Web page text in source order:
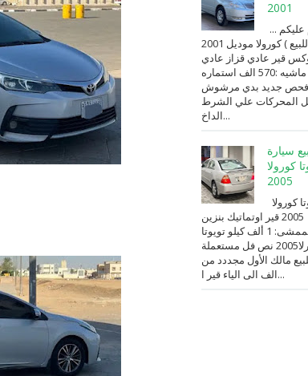
2001
...
( للبيع ) كورولا موديل 2001
قير عادي قزاز عادي
ماشيه :570 الف استماره
جديد بدي مرشوش
المحركات علي الشرط
الداخ...
سيارة
كورولا
2005
2005 قير اوتماتيك بنزين
الممشى: 1 ألف كيلو تويوتا
كورلا2005 نص فل مستعملة
مالك الأول مجددد من
الف الى الياء قير ا...